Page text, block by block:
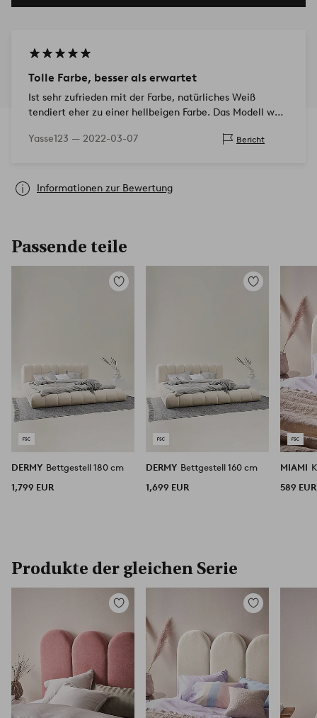
Tolle Farbe, besser als erwartet
Ist sehr zufrieden mit der Farbe, natürliches Weiß
tendiert eher zu einer hellbeigen Farbe. Das Modell war
Yasse123 — 2022-03-07 Bericht
Informationen zur Bewertung
Passende teile
Zu
DERMY Bettgestell 180 cm
1,799 EUR
Zu
Favoriten
hinzufügen
DERMY Bettgestell 160 cm
1,699 EUR
MIAMI
589 EUR
Produkte der gleichen Serie
Zu
Favoriten
hinzufügen
Zu